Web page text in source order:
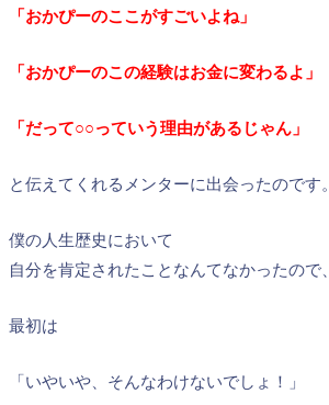
「おかぴーのここがすごいよね」
「おかぴーのこの経験はお金に変わるよ」
「だって○○っていう理由があるじゃん」
と伝えてくれるメンターに出会ったのです。
僕の人生歴史において
自分を肯定されたことなんてなかったので、
最初は
「いやいや、そんなわけないでしょ！」